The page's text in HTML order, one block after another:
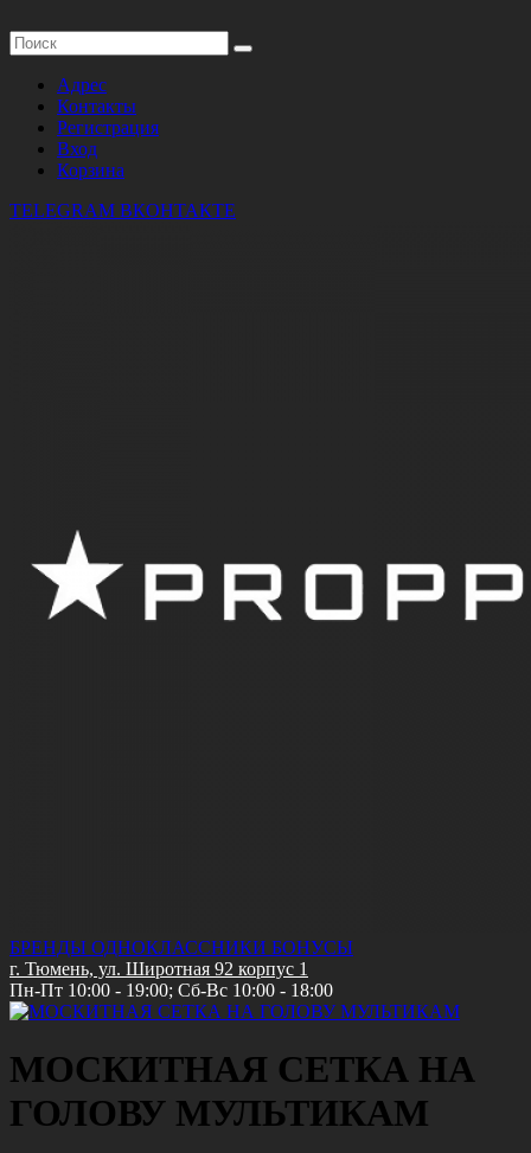
Адрес
Контакты
Регистрация
Вход
Корзина
TELEGRAM ВКОНТАКТЕ
БРЕНДЫ ОДНОКЛАССНИКИ БОНУСЫ
г. Тюмень, ул. Широтная 92 корпус 1
Пн-Пт 10:00 - 19:00; Сб-Вс 10:00 - 18:00
МОСКИТНАЯ СЕТКА НА
ГОЛОВУ МУЛЬТИКАМ